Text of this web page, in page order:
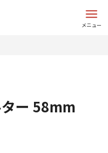
メニュー
ー 58mm